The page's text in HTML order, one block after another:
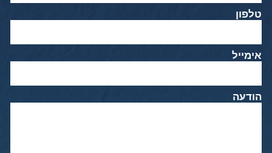
טלפון
אימייל
הודעה